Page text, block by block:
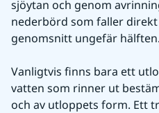
sjöytan och genom
nederbörd som faller
genomsnitt ungefär hälften.
Vanligtvis finns bara ett
vatten som rinner ut
och av utloppets form. Ett